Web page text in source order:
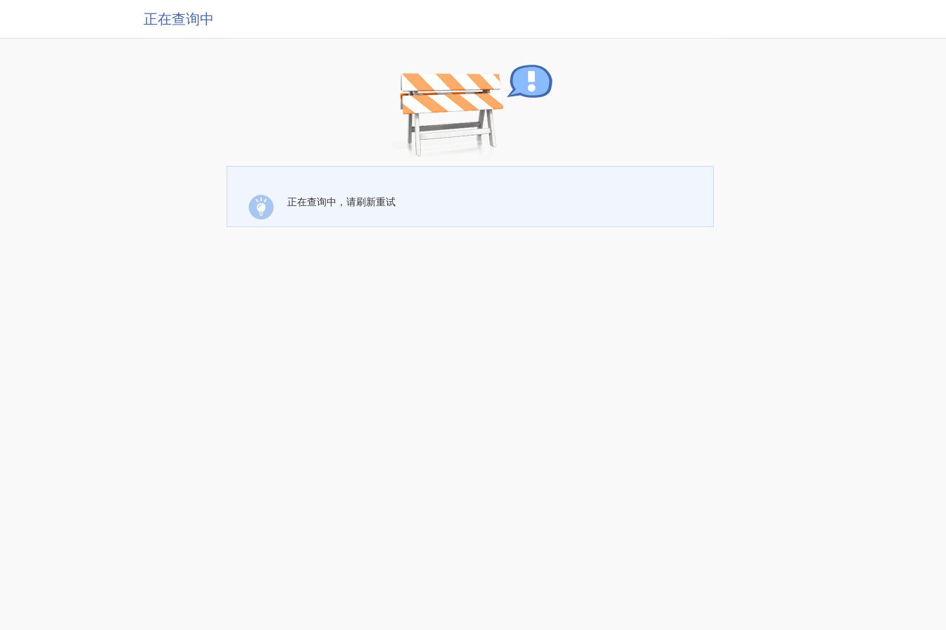
正在查询中
正在查询中，请刷新重试